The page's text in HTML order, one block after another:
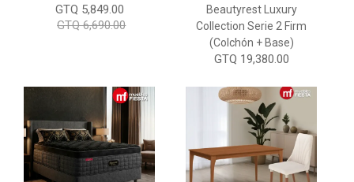
GTQ 5,849.00
GTQ 6,690.00
Beautyrest Luxury
Collection Serie 2 Firm
(Colchón + Base)
GTQ 19,380.00